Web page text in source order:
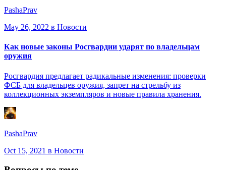
PashaPrav
May 26, 2022 в Новости
Как новые законы Росгвардии ударят по владельцам
оружия
Росгвардия предлагает радикальные изменения: проверки
ФСБ для владельцев оружия, запрет на стрельбу из
коллекционных экземпляров и новые правила хранения.
PashaPrav
Oct 15, 2021 в Новости